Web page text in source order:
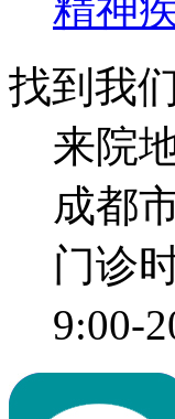
找到我们
来院
成都
门诊
9:00-